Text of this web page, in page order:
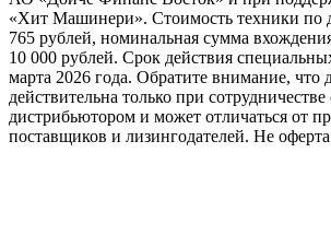
«Хит Машинери». Стоимость техники по
765 рублей, номинальная сумма
10 000 рублей. Срок действия
марта 2026 года. Обратите внимание, что
действительна только при
дистрибьютором и может отличаться от
поставщиков и лизингодателей. Не